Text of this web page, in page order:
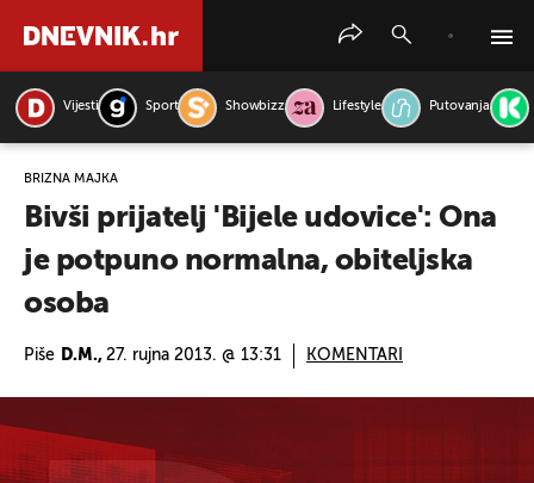
Vijesti Sport Showbizz Lifestyle Putovanja
BRIŽNA MAJKA
Bivši prijatelj 'Bijele udovice': Ona
je potpuno normalna, obiteljska
osoba
Piše D.M., 27. rujna 2013. @ 13:31 KOMENTARI
PRETRAŽITE VIJESTI